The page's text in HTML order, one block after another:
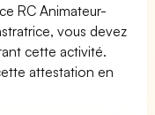
RC Animateur-
vous devez
cette activité.
attestation en